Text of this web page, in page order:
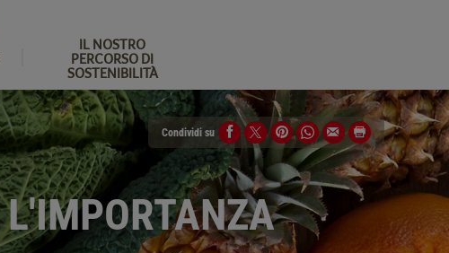
IL NOSTRO
PERCORSO DI
SOSTENIBILITÀ
Condividi su